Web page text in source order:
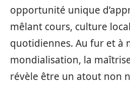
opportunité unique
mêlant cours, culture
quotidiennes. Au fur et à
mondialisation, la
révèle être un atout non